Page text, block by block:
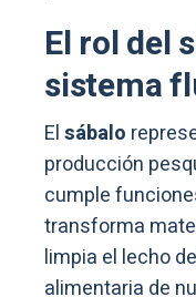
El rol del
sistema
Elsábalo
producción
cumple
transforma
limpia el lecho
alimentaria de